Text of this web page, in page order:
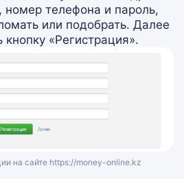
номер телефона и пароль,
или подобрать. Далее
«Регистрация».
на сайте https://money-online.kz